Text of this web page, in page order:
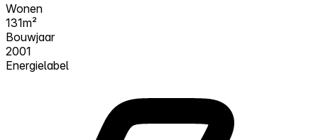
Wonen
131m²
Bouwjaar
2001
Energielabel